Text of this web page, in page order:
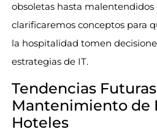
obsoletas hasta malentendidos
clarificaremos conceptos para
la hospitalidad tomen
estrategias de IT.
Tendencias
Mantenimiento de
Hoteles